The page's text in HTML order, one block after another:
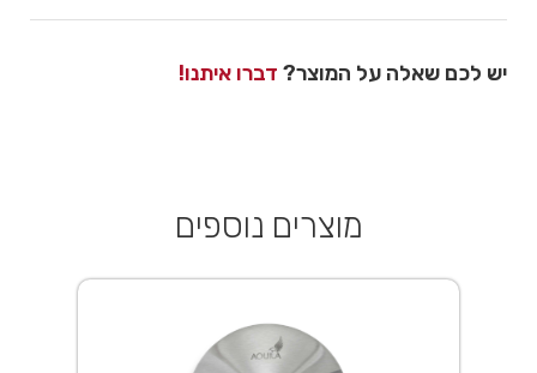
יש לכם שאלה על המוצר? דברו איתנו!
מוצרים נוספים